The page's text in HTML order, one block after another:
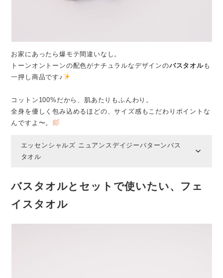
お家にあったら爆モテ間違いなし。
トーンオントーンの配色がナチュラルなデザインのバスタオルも
一押し商品です♪
コットン100%だから、肌あたりもふんわり。
全身を優しく包み込めるほどの、サイズ感もこだわりポイントな
んですよ〜。
エッセンシャルズ ニュアンスデイジーパターンバス
タオル
バスタオルとセットで使いたい、フェ
イスタオル